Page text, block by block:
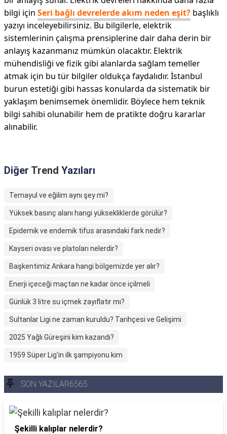
bilgi için Seri bağlı devrelerde akım neden eşit? başlıklı
yazıyı inceleyebilirsiniz. Bu bilgilerle, elektrik
sistemlerinin çalışma prensiplerine dair daha derin bir
anlayış kazanmanız mümkün olacaktır. Elektrik
mühendisliği ve fizik gibi alanlarda sağlam temeller
atmak için bu tür bilgiler oldukça faydalıdır. İstanbul
burun estetiği gibi hassas konularda da sistematik bir
yaklaşım benimsemek önemlidir. Böylece hem teknik
bilgi sahibi olunabilir hem de pratikte doğru kararlar
alınabilir.
Diğer Trend Yazıları
Temayul ve eğilim aynı şey mi?
Yüksek basınç alanı hangi yüksekliklerde görülür?
Epidemik ve endemik tifus arasındaki fark nedir?
Kayseri ovası ve platoları nelerdir?
Başkentimiz Ankara hangi bölgemizde yer alır?
Enerji içeceği maçtan ne kadar önce içilmeli
Günlük 3 litre su içmek zayıflatır mı?
Sultanlar Ligi ne zaman kuruldu? Tarihçesi ve Gelişimi
2025 Yağlı Güreşini kim kazandı?
1959 Süper Lig'in ilk şampiyonu kim
SON YAZILAR6565
Şekilli kalıplar nelerdir?